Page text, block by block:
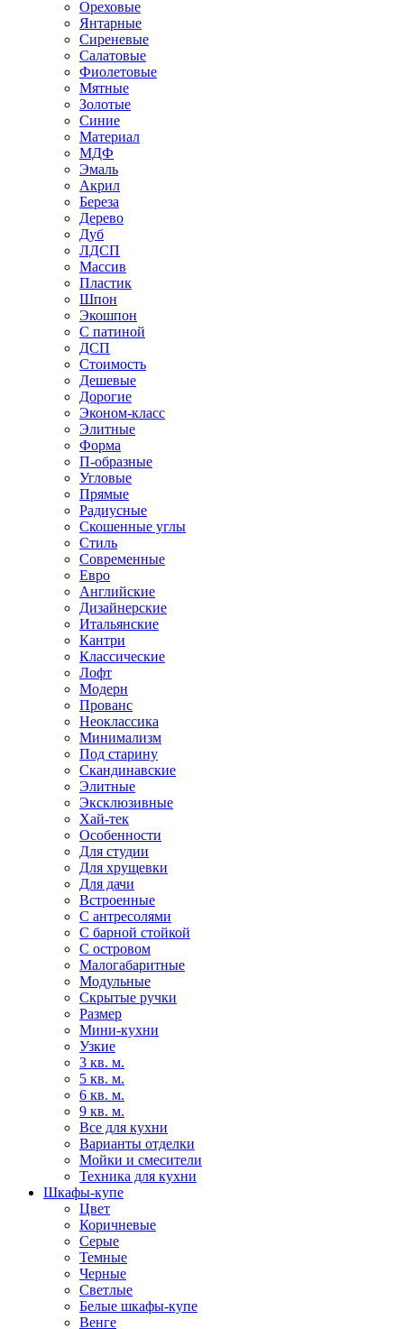
Ореховые
Янтарные
Сиреневые
Салатовые
Фиолетовые
Мятные
Золотые
Синие
Материал
МДФ
Эмаль
Акрил
Береза
Дерево
Дуб
ЛДСП
Массив
Пластик
Шпон
Экошпон
С патиной
ДСП
Стоимость
Дешевые
Дорогие
Эконом-класс
Элитные
Форма
П-образные
Угловые
Прямые
Радиусные
Скошенные углы
Стиль
Современные
Евро
Английские
Дизайнерские
Итальянские
Кантри
Классические
Лофт
Модерн
Прованс
Неоклассика
Минимализм
Под старину
Скандинавские
Элитные
Эксклюзивные
Хай-тек
Особенности
Для студии
Для хрущевки
Для дачи
Встроенные
С антресолями
С барной стойкой
С островом
Малогабаритные
Модульные
Скрытые ручки
Размер
Мини-кухни
Узкие
3 кв. м.
5 кв. м.
6 кв. м.
9 кв. м.
Все для кухни
Варианты отделки
Мойки и смесители
Техника для кухни
Шкафы-купе
Цвет
Коричневые
Серые
Темные
Черные
Светлые
Белые шкафы-купе
Венге